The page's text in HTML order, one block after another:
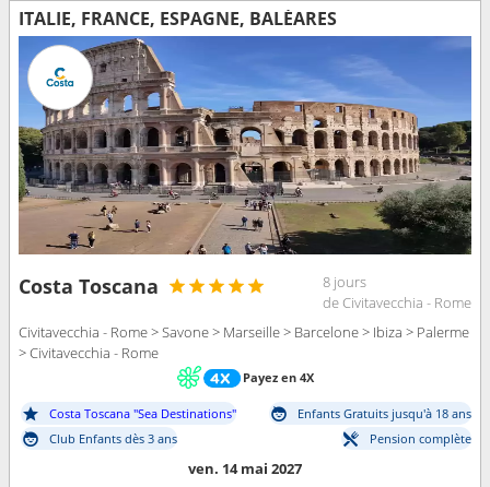
ITALIE, FRANCE, ESPAGNE, BALÉARES
Costa Toscana
8 jours
de Civitavecchia - Rome
Civitavecchia - Rome > Savone > Marseille > Barcelone > Ibiza > Palerme
> Civitavecchia - Rome
Payez en 4X
Costa Toscana "Sea Destinations"
Enfants Gratuits jusqu'à 18 ans
Club Enfants dès 3 ans
Pension complète
ven. 14 mai 2027